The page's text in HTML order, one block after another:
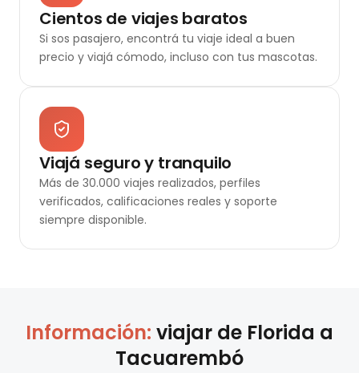
Cientos de viajes baratos
Si sos pasajero, encontrá tu viaje ideal a buen
precio y viajá cómodo, incluso con tus mascotas.
Viajá seguro y tranquilo
Más de 30.000 viajes realizados, perfiles
verificados, calificaciones reales y soporte
siempre disponible.
Información: viajar de Florida a
Tacuarembó